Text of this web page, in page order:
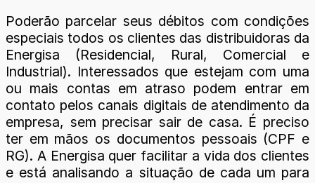
Poderão parcelar seus débitos com condições
especiais todos os clientes das distribuidoras da
Energisa (Residencial, Rural, Comercial e
Industrial). Interessados que estejam com uma
ou mais contas em atraso podem entrar em
contato pelos canais digitais de atendimento da
empresa, sem precisar sair de casa. É preciso
ter em mãos os documentos pessoais (CPF e
RG). A Energisa quer facilitar a vida dos clientes
e está analisando a situação de cada um para